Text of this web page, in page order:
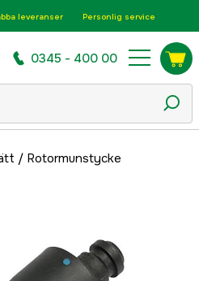
leveranser Personlig service
0345 - 400 00
/ Rotormunstycke